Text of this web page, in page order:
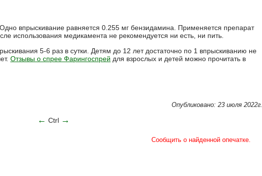
впрыскивание равняется 0.255 мг бензидамина. Применяется препарат
использования медикамента не рекомендуется ни есть, ни пить.
5-6 раз в сутки. Детям до 12 лет достаточно по 1 впрыскиванию не
Отзывы о спрее Фарингоспрей для взрослых и детей можно прочитать в
Опубликовано: 23 июля 2022г.
← Ctrl →